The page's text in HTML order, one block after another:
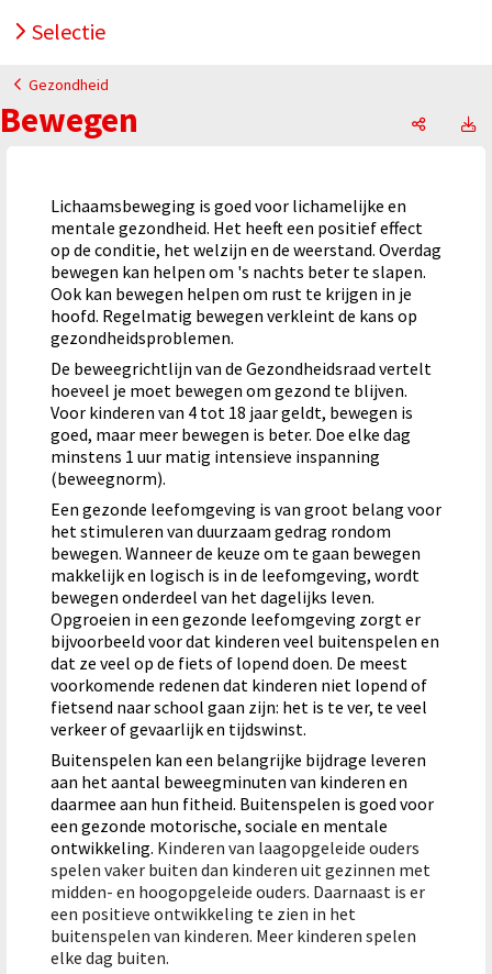
Selectie
Gezondheid
Bewegen
Lichaamsbeweging is goed voor lichamelijke en
mentale gezondheid. Het heeft een positief effect
op de conditie, het welzijn en de weerstand. Overdag
bewegen kan helpen om 's nachts beter te slapen.
Ook kan bewegen helpen om rust te krijgen in je
hoofd. Regelmatig bewegen verkleint de kans op
gezondheidsproblemen.
De beweegrichtlijn van de Gezondheidsraad vertelt
hoeveel je moet bewegen om gezond te blijven.
Voor kinderen van 4 tot 18 jaar geldt, bewegen is
goed, maar meer bewegen is beter. Doe elke dag
minstens 1 uur matig intensieve inspanning
(beweegnorm).
Een gezonde leefomgeving is van groot belang voor
het stimuleren van duurzaam gedrag rondom
bewegen. Wanneer de keuze om te gaan bewegen
makkelijk en logisch is in de leefomgeving, wordt
bewegen onderdeel van het dagelijks leven.
Opgroeien in een gezonde leefomgeving zorgt er
bijvoorbeeld voor dat kinderen veel buitenspelen en
dat ze veel op de fiets of lopend doen. De meest
voorkomende redenen dat kinderen niet lopend of
fietsend naar school gaan zijn: het is te ver, te veel
verkeer of gevaarlijk en tijdswinst.
Buitenspelen kan een belangrijke bijdrage leveren
aan het aantal beweegminuten van kinderen en
daarmee aan hun fitheid. Buitenspelen is goed voor
een gezonde motorische, sociale en mentale
ontwikkeling. Kinderen van laagopgeleide ouders
spelen vaker buiten dan kinderen uit gezinnen met
midden- en hoogopgeleide ouders. Daarnaast is er
een positieve ontwikkeling te zien in het
buitenspelen van kinderen. Meer kinderen spelen
elke dag buiten.